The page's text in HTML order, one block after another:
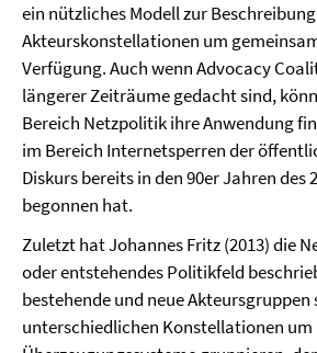
ein nützliches Modell zur
Akteurskonstellationen um
Verfügung. Auch wenn Advocacy
längerer Zeiträume gedacht sind,
Bereich Netzpolitik ihre Anwendung
im Bereich Internetsperren der
Diskurs bereits in den 90er Jahren des
begonnen hat.
Zuletzt hat Johannes Fritz (2013) die
oder entstehendes Politikfeld
bestehende und neue Akteursgruppen
unterschiedlichen Konstellationen um